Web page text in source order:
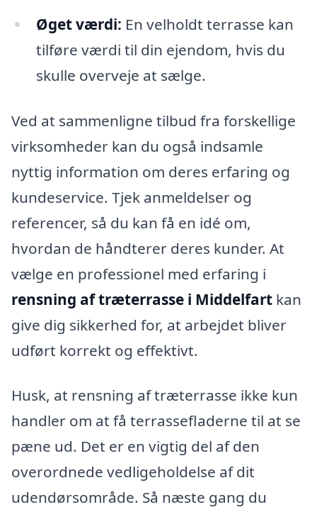
Øget værdi: En velholdt terrasse kan
tilføre værdi til din ejendom, hvis du
skulle overveje at sælge.
Ved at sammenligne tilbud fra forskellige
virksomheder kan du også indsamle
nyttig information om deres erfaring og
kundeservice. Tjek anmeldelser og
referencer, så du kan få en idé om,
hvordan de håndterer deres kunder. At
vælge en professionel med erfaring i
rensning af træterrasse i Middelfart kan
give dig sikkerhed for, at arbejdet bliver
udført korrekt og effektivt.
Husk, at rensning af træterrasse ikke kun
handler om at få terrassefladerne til at se
pæne ud. Det er en vigtig del af den
overordnede vedligeholdelse af dit
udendørsområde. Så næste gang du